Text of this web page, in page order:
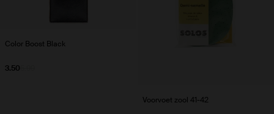
Color Boost Black
3.50
Voorvoet zool 41-42